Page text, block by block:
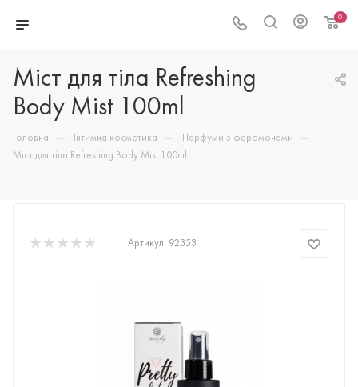
0
Міст для тіла Refreshing
Body Mist 100ml
Головна — Інтимна косметика — Парфуми з феромонами —
Міст для тіла Refreshing Body Mist 100ml
Артикул: 92353